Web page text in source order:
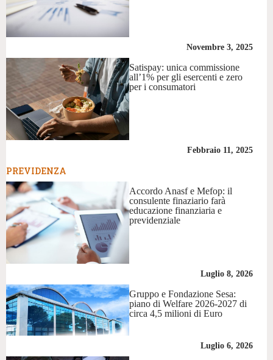
Novembre 3, 2025
Satispay: unica commissione
all’1% per gli esercenti e zero
per i consumatori
Febbraio 11, 2025
PREVIDENZA
Accordo Anasf e Mefop: il
consulente finaziario farà
educazione finanziaria e
previdenziale
Luglio 8, 2026
Gruppo e Fondazione Sesa:
piano di Welfare 2026-2027 di
circa 4,5 milioni di Euro
Luglio 6, 2026